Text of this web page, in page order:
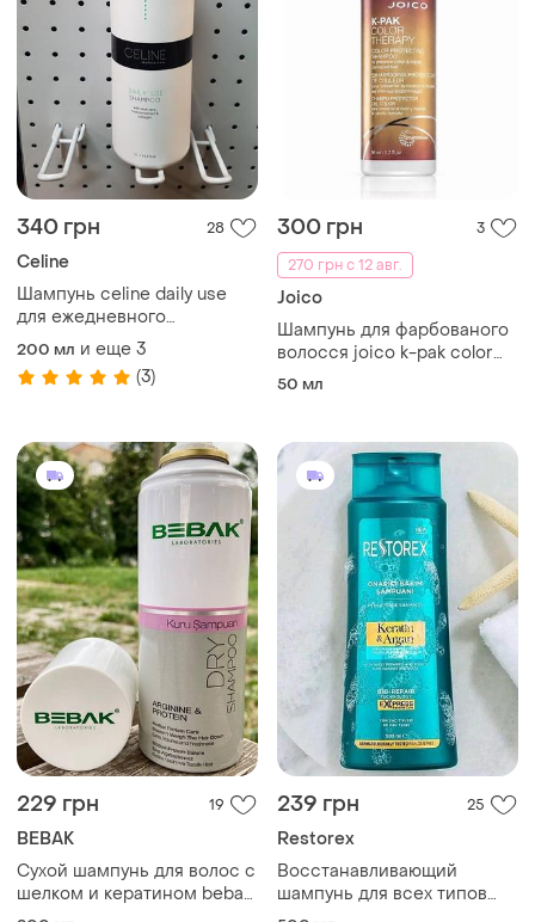
340 грн 28
Celine
Шампунь celine daily use
для ежедневного
использования 250 мл
200 мл и еще 3
(3)
300 грн
3
270 грн с 12 авг.
Joico
Шампунь для фарбованого
волосся joico k-pak color
therapy shampoo 50 мл
50 мл
229 грн 19
BEBAK
Сухой шампунь для волос с
шелком и кератином bebak,
200 мл
239 грн 25
Restorex
Восстанавливающий
шампунь для всех типов
волос "кератин и аргана"